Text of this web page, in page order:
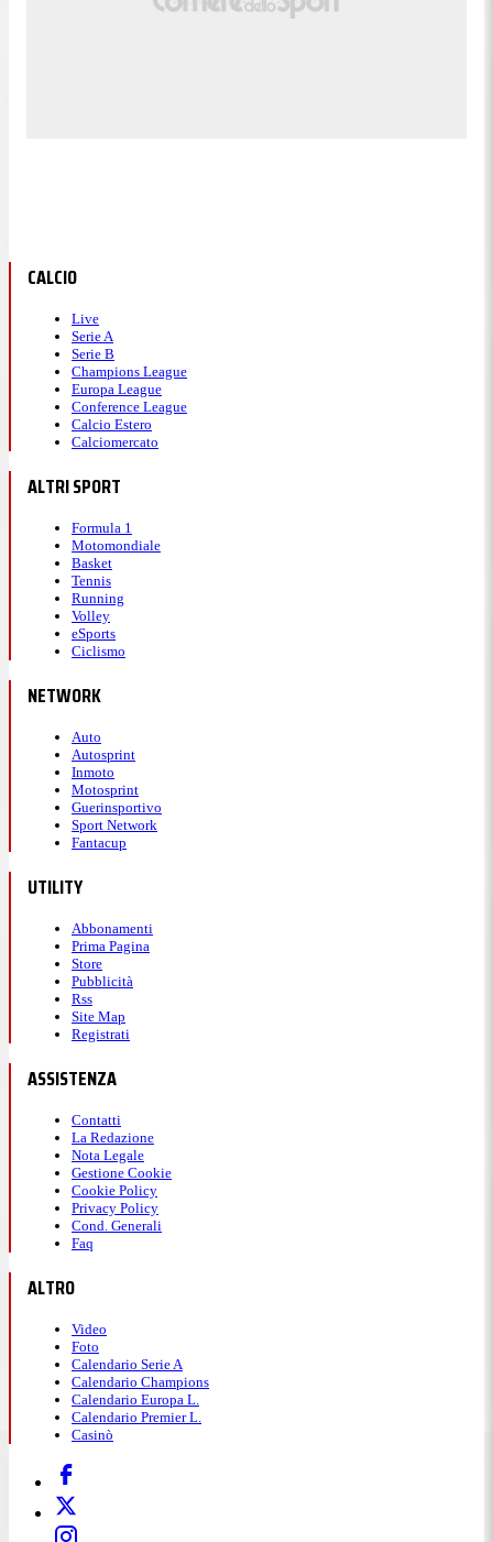
CALCIO
Live
Serie A
Serie B
Champions League
Europa League
Conference League
Calcio Estero
Calciomercato
ALTRI SPORT
Formula 1
Motomondiale
Basket
Tennis
Running
Volley
eSports
Ciclismo
NETWORK
Auto
Autosprint
Inmoto
Motosprint
Guerinsportivo
Sport Network
Fantacup
UTILITY
Abbonamenti
Prima Pagina
Store
Pubblicità
Rss
Site Map
Registrati
ASSISTENZA
Contatti
La Redazione
Nota Legale
Gestione Cookie
Cookie Policy
Privacy Policy
Cond. Generali
Faq
ALTRO
Video
Foto
Calendario Serie A
Calendario Champions
Calendario Europa L.
Calendario Premier L.
Casinò